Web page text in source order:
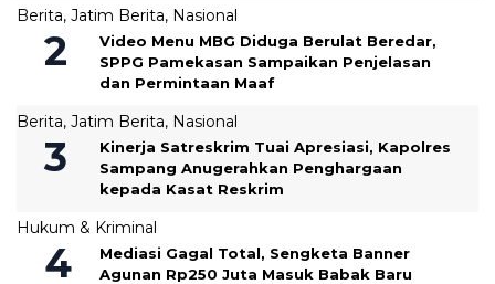
Berita, Jatim Berita, Nasional
‎Video Menu MBG Diduga Berulat Beredar,
SPPG Pamekasan Sampaikan Penjelasan
dan Permintaan Maaf
Berita, Jatim Berita, Nasional
Kinerja Satreskrim Tuai Apresiasi, Kapolres
Sampang Anugerahkan Penghargaan
kepada Kasat Reskrim
Hukum & Kriminal
Mediasi Gagal Total, Sengketa Banner
Agunan Rp250 Juta Masuk Babak Baru